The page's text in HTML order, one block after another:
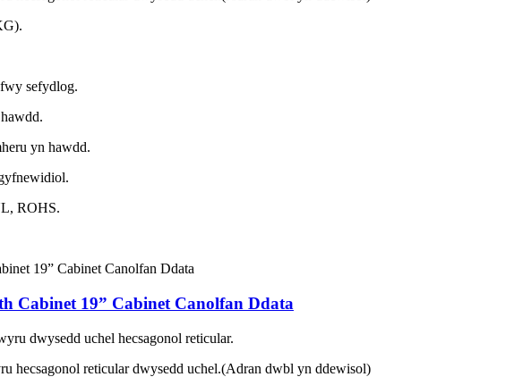
sefydlog.
yn hawdd.
ROHS.
Cabinet 19” Cabinet Canolfan Ddata
dwysedd uchel hecsagonol reticular.
hecsagonol reticular dwysedd uchel.(Adran dwbl yn ddewisol)